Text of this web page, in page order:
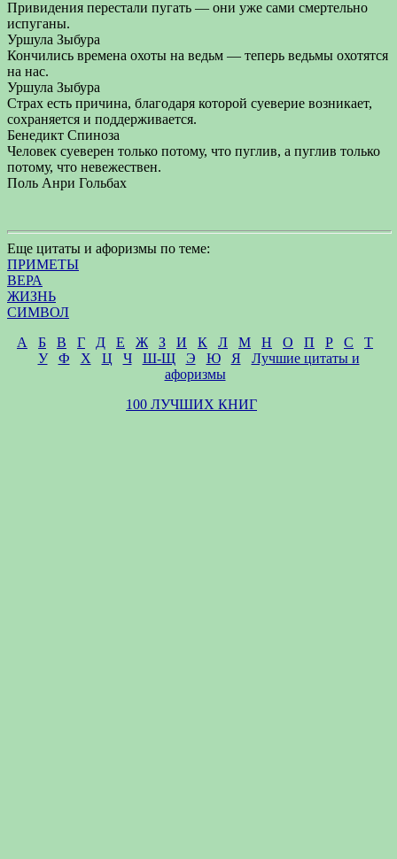
Привидения перестали пугать — они уже сами смертельно
испуганы.
Уршула Зыбура
Кончились времена охоты на ведьм — теперь ведьмы охотятся
на нас.
Уршула Зыбура
Страх есть причина, благодаря которой суеверие возникает,
сохраняется и поддерживается.
Бенедикт Спиноза
Человек суеверен только потому, что пуглив, а пуглив только
потому, что невежествен.
Поль Анри Гольбах
Еще цитаты и афоризмы по теме:
ПРИМЕТЫ
ВЕРА
ЖИЗНЬ
СИМВОЛ
А
Б В Г Д Е Ж З И К Л М Н О П Р С
Т
У
Ф Х Ц Ч Ш-Щ Э Ю Я
Лучшие цитаты и
афоризмы
100 ЛУЧШИХ КНИГ